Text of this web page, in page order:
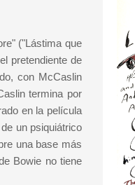
("Lástima que
pretendiente de
con McCaslin
termina por
en la película
un psiquiátrico
una base más
Bowie no tiene